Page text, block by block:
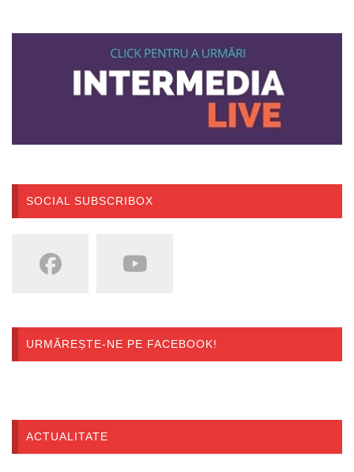
SOCIAL SUBSCRIBOX
URMĂREȘTE-NE PE FACEBOOK!
ACTUALITATE